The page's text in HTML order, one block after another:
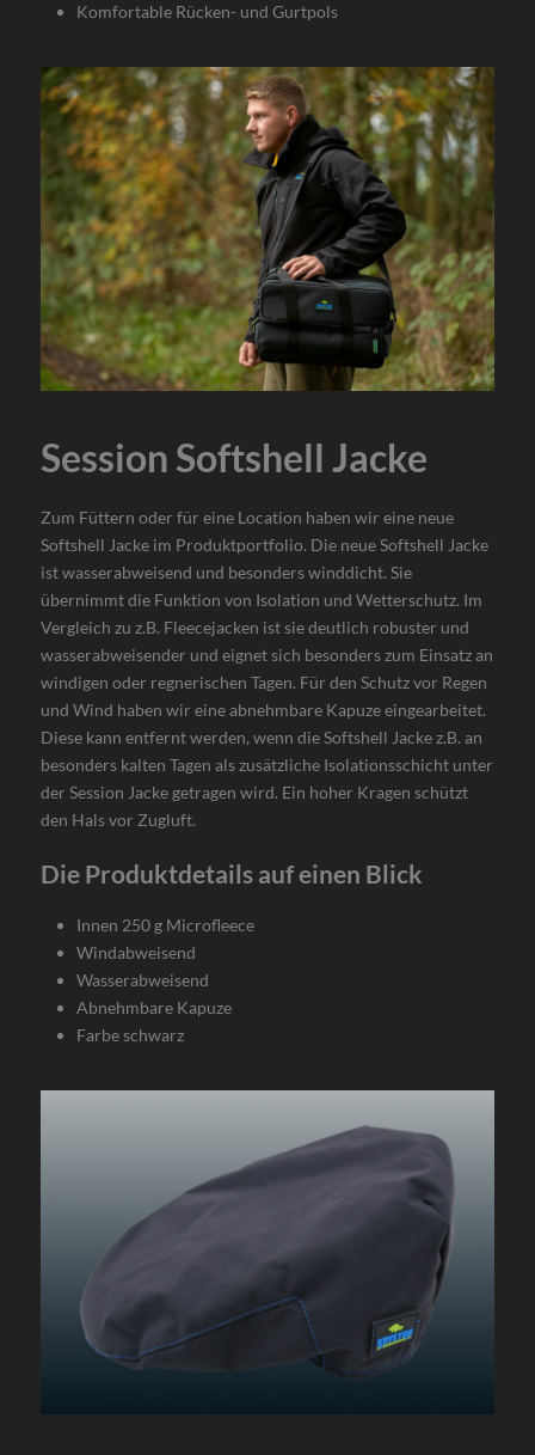
Komfortable Rücken- und Gurtpols
Session Softshell Jacke
Zum Füttern oder für eine Location haben wir eine neue
Softshell Jacke im Produktportfolio. Die neue Softshell Jacke
ist wasserabweisend und besonders winddicht. Sie
übernimmt die Funktion von Isolation und Wetterschutz. Im
Vergleich zu z.B. Fleecejacken ist sie deutlich robuster und
wasserabweisender und eignet sich besonders zum Einsatz an
windigen oder regnerischen Tagen. Für den Schutz vor Regen
und Wind haben wir eine abnehmbare Kapuze eingearbeitet.
Diese kann entfernt werden, wenn die Softshell Jacke z.B. an
besonders kalten Tagen als zusätzliche Isolationsschicht unter
der Session Jacke getragen wird. Ein hoher Kragen schützt
den Hals vor Zugluft.
Die Produktdetails auf einen Blick
Innen 250 g Microfleece
Windabweisend
Wasserabweisend
Abnehmbare Kapuze
Farbe schwarz